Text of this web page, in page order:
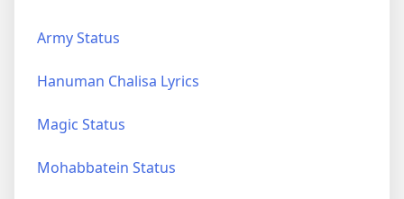
Army Status
Hanuman Chalisa Lyrics
Magic Status
Mohabbatein Status